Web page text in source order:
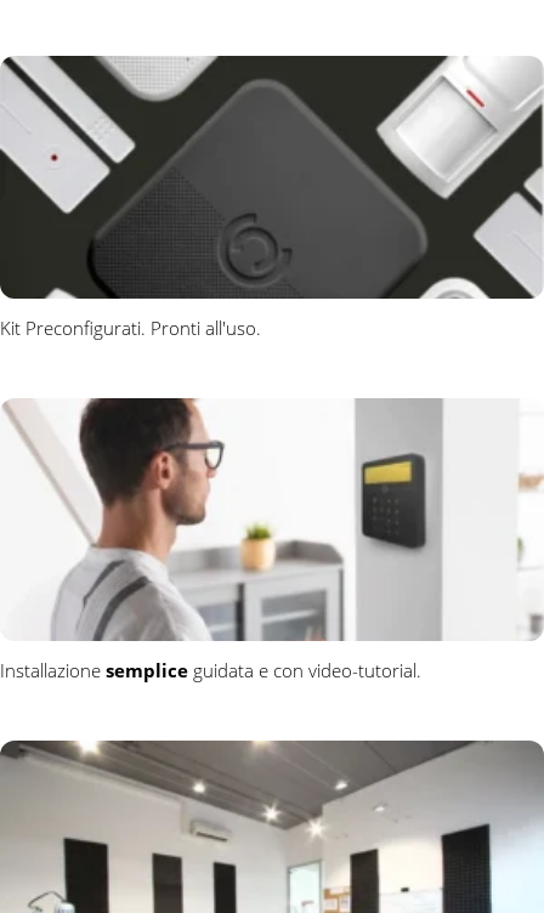
Kit Preconfigurati. Pronti all'uso.
Installazione semplice guidata e con video-tutorial.